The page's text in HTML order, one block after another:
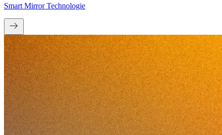
Smart Mirror Technologie